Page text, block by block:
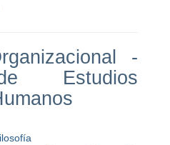
-
Estudios